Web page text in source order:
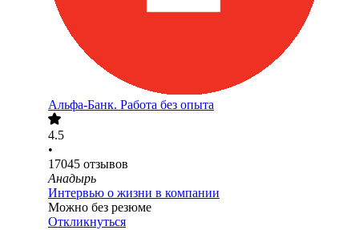
Альфа-Банк. Работа без опыта
4.5
•
17045 отзывов
Анадырь
Интервью о жизни в компании
Можно без резюме
Откликнуться